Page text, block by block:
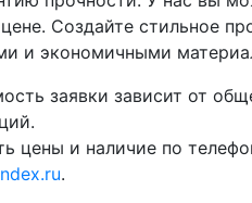
Создайте стильное
и экономичными
заявки зависит от
цены и наличие по
.